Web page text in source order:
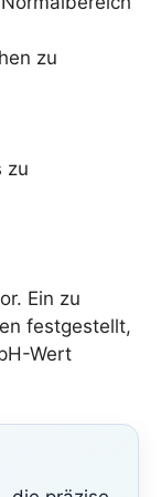
zu
zu
Ein zu
festgestellt,
Wert